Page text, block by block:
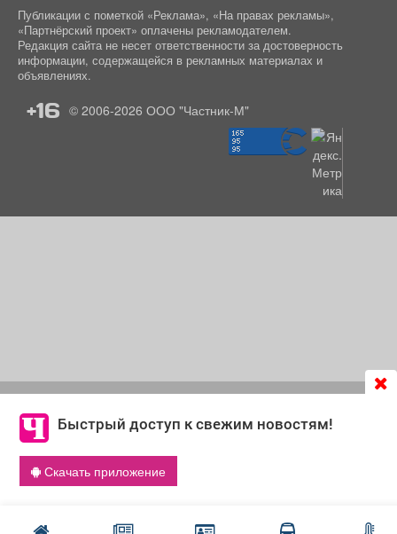
Быстрый доступ к свежим новостям!
Скачать приложение
согласие на обработку файлов cookie, которые
обеспечивают корректную работу сайта и сбора
информации для улучшения качества сервисов.
Что такое cookie
Публикации с пометкой «Реклама», «На правах рекламы»,
«Партнёрский проект» оплачены рекламодателем.
Редакция сайта не несет ответственности за достоверность
информации, содержащейся в рекламных материалах и
объявлениях.
+16 © 2006-2026 ООО "Частник-М"